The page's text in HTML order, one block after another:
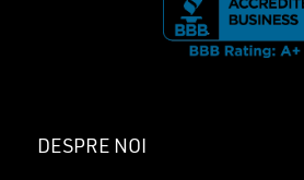
DESPRE NOI